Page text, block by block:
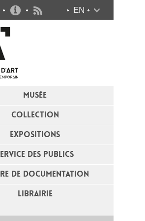
MUSÉE
COLLECTION
EXPOSITIONS
DES PUBLICS
DE DOCUMENTATION
LIBRAIRIE
EN
Infos pratiques